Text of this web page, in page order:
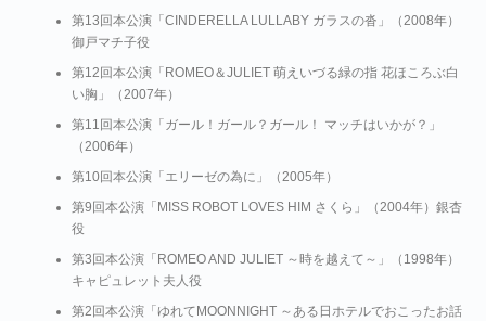
第13回本公演「CINDERELLA LULLABY ガラスの沓」（2008年）
御戸マチ子役
第12回本公演「ROMEO＆JULIET 萌えいづる緑の指 花ほころぶ白
い胸」（2007年）
第11回本公演「ガール！ガール？ガール！ マッチはいかが？」
（2006年）
第10回本公演「エリーゼの為に」（2005年）
第9回本公演「MISS ROBOT LOVES HIM さくら」（2004年）銀杏
役
第3回本公演「ROMEO AND JULIET ～時を越えて～」（1998年）
キャピュレット夫人役
第2回本公演「ゆれてMOONNIGHT ～ある日ホテルでおこったお話